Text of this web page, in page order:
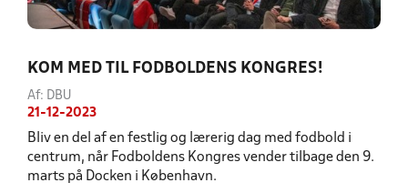
KOM MED TIL FODBOLDENS KONGRES!
Af: DBU
21-12-2023
Bliv en del af en festlig og lærerig dag med fodbold i
centrum, når Fodboldens Kongres vender tilbage den 9.
marts på Docken i København.